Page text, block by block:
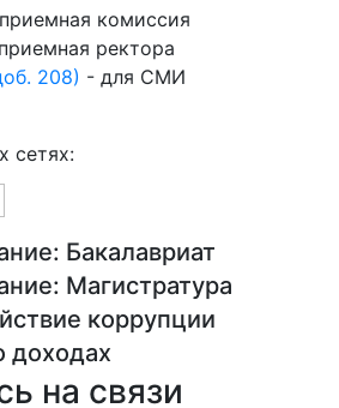
комиссия
ректора
208) - для СМИ
сетях:
Бакалавриат
Магистратура
коррупции
доходах
на связи